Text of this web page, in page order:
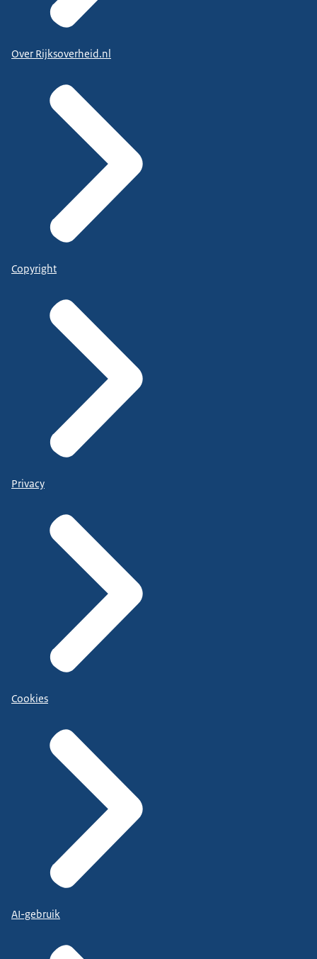
Over Rijksoverheid.nl
Copyright
Privacy
Cookies
AI-gebruik